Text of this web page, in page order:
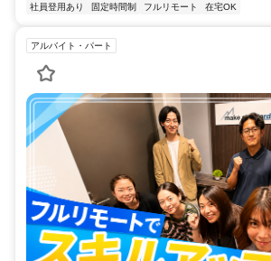
社員登用あり 固定時間制 フルリモート 在宅OK
アルバイト・パート